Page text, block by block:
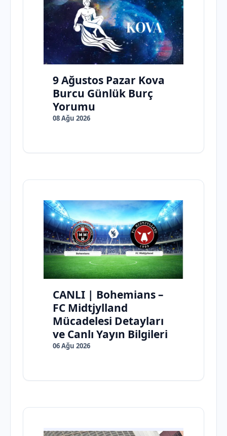
9 Ağustos Pazar Kova
Burcu Günlük Burç
Yorumu
08 Ağu 2026
CANLI | Bohemians –
FC Midtjylland
Mücadelesi Detayları
ve Canlı Yayın Bilgileri
06 Ağu 2026